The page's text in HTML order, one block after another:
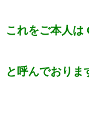
これをご本人は
と呼んでおりま